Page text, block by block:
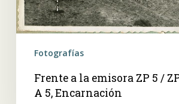
ZP
A
Fotografías
Frente a la emisora ZP 5 /
A 5, Encarnación